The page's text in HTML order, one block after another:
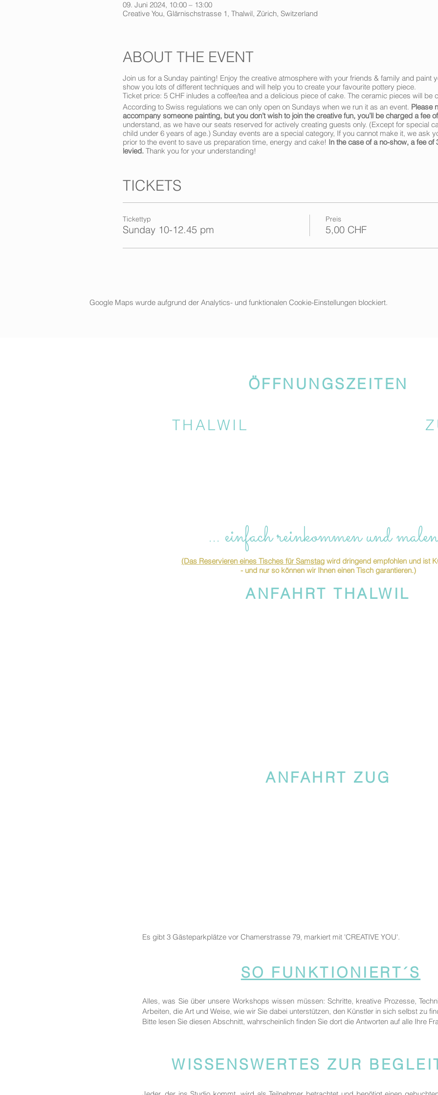
09. Juni 2024, 10:00 – 13:00
Creative You, Glärnischstrasse 1, Thalwil, Zürich, Switzerland
ABOUT THE EVENT
Join us for a Sunday painting! Enjoy the creative atmosphere with your friends & family and paint
show you lots of different techniques and will help you to create your favourite pottery piece.
Ticket price: 5 CHF inludes a coffee/tea and a delicious piece of cake. The ceramic pieces will be
According to Swiss regulations we can only open on Sundays when we run it as an event. Please
accompany someone painting, but you don’t wish to join the creative fun, you’ll be charged a fee
understand, as we have our seats reserved for actively creating guests only. (Except for special
child under 6 years of age.) Sunday events are a special category, If you cannot make it, we ask
prior to the event to save us preparation time, energy and cake! In the case of a no-show, a fee
levied. Thank you for your understanding!
TICKETS
Tickettyp
Sunday 10-12.45 pm
Preis
5,00 CHF
Google Maps wurde aufgrund der Analytics- und funktionalen Cookie-Einstellungen blockiert.
ÖFFNUNGSZEITEN
THALWIL
ANFAHRT THALWIL
… einfach reinkommen und
(Das Reservieren eines Tisches für Samstag wird dringend empfohlen und ist
- und nur so können wir Ihnen einen Tisch garantieren.)
ANFAHRT ZUG
Es gibt 3 Gästeparkplätze vor Chamerstrasse 79, markiert mit 'CREATIVE YOU'.
SO FUNKTIONIERT´S
Alles, was Sie über unsere Workshops wissen müssen: Schritte, kreative Prozesse,
Arbeiten, die Art und Weise, wie wir Sie dabei unterstützen, den Künstler in sich selbst zu
Bitte lesen Sie diesen Abschnitt, wahrscheinlich finden Sie dort die Antworten auf alle Ihre
WISSENSWERTES ZUR